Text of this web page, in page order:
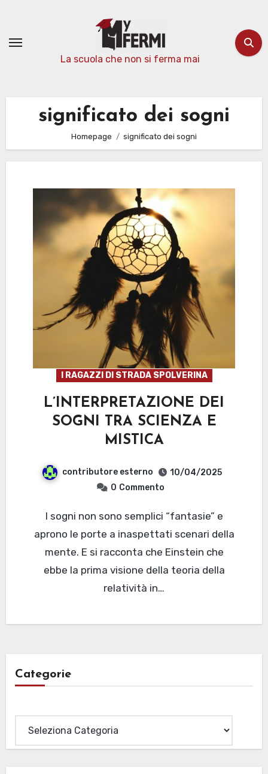
contenuto
La scuola che non si ferma mai
significato dei sogni
Homepage significato dei sogni
I RAGAZZI DI STRADA SPOLVERINA
L’INTERPRETAZIONE DEI
SOGNI TRA SCIENZA E
MISTICA
contributore esterno
10/04/2025
0 Commento
I sogni non sono semplici “fantasie” e
aprono le porte a inaspettati scenari della
mente. E si racconta che Einstein che
ebbe la prima visione della teoria della
relatività in…
Categorie